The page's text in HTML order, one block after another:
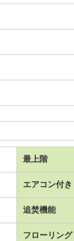
最上階
エアコン付き
追焚機能
フローリング